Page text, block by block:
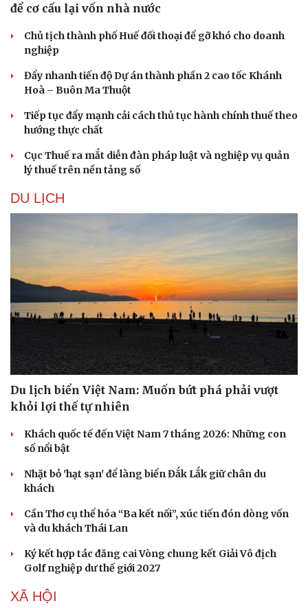
Cây thuốc
Sản phụ khoa
Nam khoa
Làm đẹp - giảm cân
Phòng mạch online
Ăn sạch sống khỏe
Đời sống
Nhà đẹp
Blog
Tình yêu - Gia đình
để cơ cấu lại vốn nhà nước
Chủ tịch thành phố Huế đối thoại để gỡ khó cho doanh
nghiệp
Đẩy nhanh tiến độ Dự án thành phần 2 cao tốc Khánh
Hoà – Buôn Ma Thuột
Tiếp tục đẩy mạnh cải cách thủ tục hành chính thuế theo
hướng thực chất
Cục Thuế ra mắt diễn đàn pháp luật và nghiệp vụ quản
lý thuế trên nền tảng số
DU LỊCH
Du lịch biển Việt Nam: Muốn bứt phá phải vượt
khỏi lợi thế tự nhiên
Khách quốc tế đến Việt Nam 7 tháng 2026: Những con
số nổi bật
Nhặt bỏ 'hạt sạn' để làng biển Đắk Lắk giữ chân du
khách
Cần Thơ cụ thể hóa “Ba kết nối”, xúc tiến đón dòng vốn
và du khách Thái Lan
Ký kết hợp tác đăng cai Vòng chung kết Giải Vô địch
Golf nghiệp dư thế giới 2027
XÃ HỘI